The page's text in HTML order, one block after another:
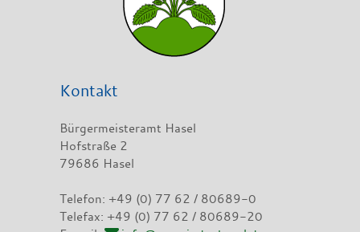
Kontakt
Bürgermeisteramt Hasel
Hofstraße 2
79686 Hasel
Telefon: +49 (0) 77 62 / 80689-0
Telefax: +49 (0) 77 62 / 80689-20